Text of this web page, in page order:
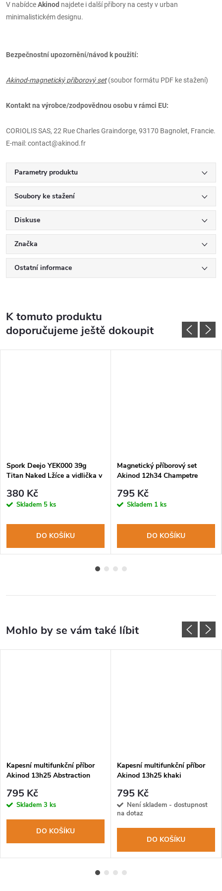
V nabídceAkinod najdete i další příbory na cesty v urban
minimalistickém designu.
Bezpečnostní upozornění/návod k použití:
Akinod-magnetický příborový set (soubor formátu PDF ke stažení)
Kontakt na výrobce/zodpovědnou osobu v rámci EU:
CORIOLIS SAS, 22 Rue Charles Graindorge, 93170 Bagnolet, Francie.
E-mail: contact@akinod.fr
Parametry produktu
Soubory ke stažení
Diskuse
Značka
Ostatní informace
K tomuto produktu
doporučujeme ještě dokoupit
Spork Deejo YEK000 39g
Titan Naked Lžíce a vidlička v
380 Kč
Skladem 5 ks
DO KOŠÍKU
Magnetický příborový set
Akinod 12h34 Champetre
795 Kč
Skladem 1 ks
DO KOŠÍKU
Kapesní multifunkční příbor
Akinod 13h25 Abstraction
795 Kč
Skladem 3 ks
DO KOŠÍKU
Kapesní multifunkční příbor
Akinod 13h25 khaki
795 Kč
Není skladem - dostupnost
na dotaz
DO KOŠÍKU